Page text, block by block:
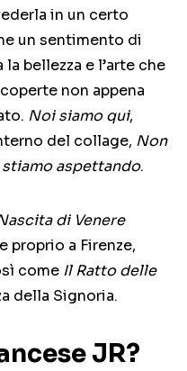
in un certo
un sentimento di
bellezza e l’arte che
non appena
Noi siamo qui,
del collage, Non
aspettando.
di Venere
a Firenze,
come Il Ratto delle
della Signoria.
JR?